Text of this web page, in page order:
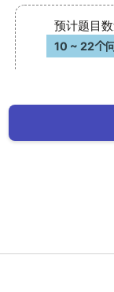
预计题目
10 ~22个